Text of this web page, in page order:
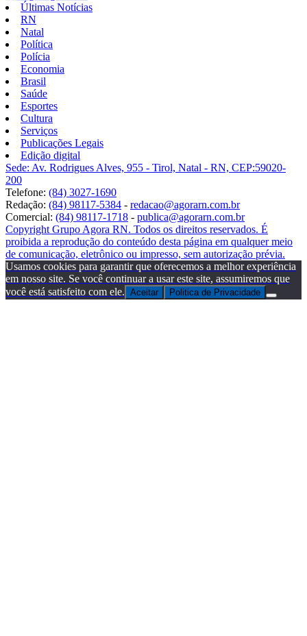
Últimas Notícias
RN
Natal
Política
Polícia
Economia
Brasil
Saúde
Esportes
Cultura
Serviços
Publicações Legais
Edição digital
Sede: Av. Rodrigues Alves, 955 - Tirol, Natal - RN, CEP:59020-
200
Telefone: (84) 3027-1690
Redação: (84) 98117-5384 - redacao@agorarn.com.br
Comercial: (84) 98117-1718 - publica@agorarn.com.br
Copyright Grupo Agora RN. Todos os direitos reservados. É
proibida a reprodução do conteúdo desta página em qualquer meio
de comunicação, eletrônico ou impresso, sem autorização prévia.
Usamos cookies para garantir que oferecemos a melhor experiência
em nosso site. Se você continuar a usar este site, assumiremos que
você está satisfeito com ele. Aceitar Politica de Privacidade